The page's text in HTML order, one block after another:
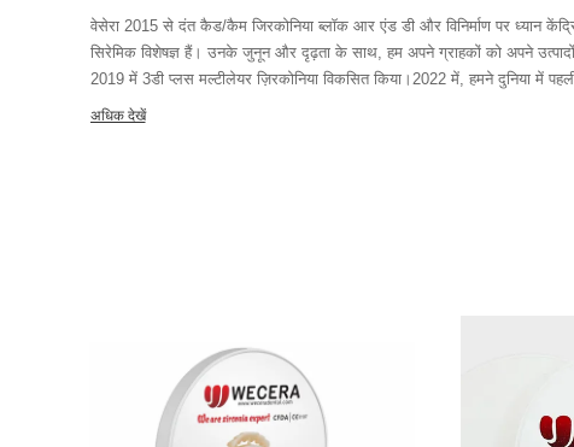
वेसेरा 2015 से दंत कैड/कैम जिरकोनिया ब्लॉक आर एंड डी और विनिर्माण पर ध्यान
सिरेमिक विशेषज्ञ हैं। उनके जुनून और दृढ़ता के साथ, हम अपने ग्राहकों को अपने
2019 में 3डी प्लस मल्टीलेयर ज़िरकोनिया विकसित किया।2022 में, हमने दुनिया में
8 बहुपरत जो असली ऑल-इन-वन जिरकोनिया है। हमारे कारखाने की वर्तमान उत्पादन
अधिक देखें